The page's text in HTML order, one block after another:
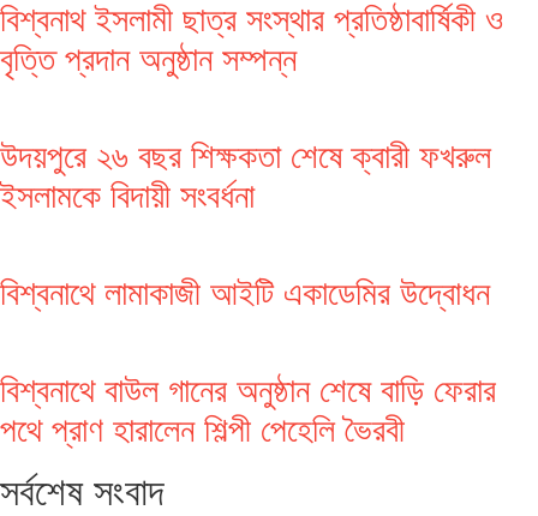
বিশ্বনাথ ইসলামী ছাত্র সংস্থার প্রতিষ্ঠাবার্ষিকী ও
বৃত্তি প্রদান অনুষ্ঠান সম্পন্ন
উদয়পুরে ২৬ বছর শিক্ষকতা শেষে ক্বারী ফখরুল
ইসলামকে বিদায়ী সংবর্ধনা
বিশ্বনাথে লামাকাজী আইটি একাডেমির উদ্বোধন
বিশ্বনাথে বাউল গানের অনুষ্ঠান শেষে বাড়ি ফেরার
পথে প্রাণ হারালেন শিল্পী পেহেলি ভৈরবী
সর্বশেষ সংবাদ